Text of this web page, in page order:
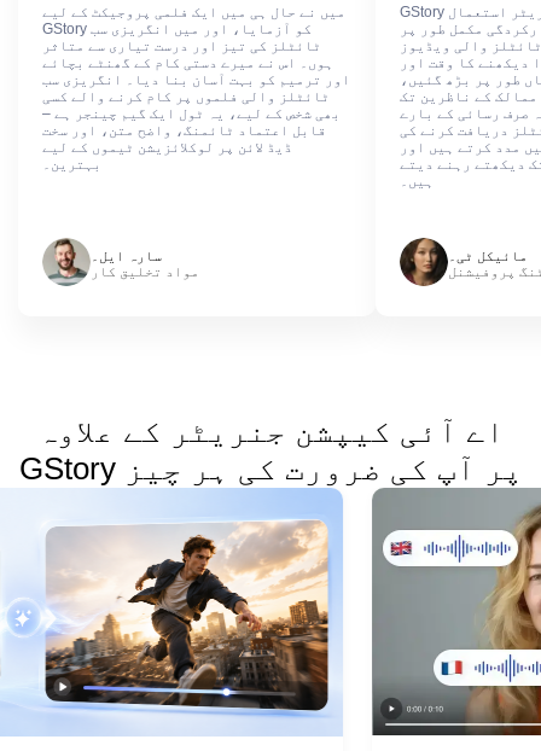
میں نے حال ہی میں ایک فلمی پروجیکٹ کے لیے
GStory کو آزمایا، اور میں انگریزی سب
ٹائٹلز کی تیز اور درست تیاری سے متاثر
ہوں۔ اس نے میرے دستی کام کے گھنٹے بچائے
اور ترمیم کو بہت آسان بنا دیا۔ انگریزی سب
ٹائٹلز والی فلموں پر کام کرنے والے کسی
بھی شخص کے لیے، یہ ٹول ایک گیم چینجر ہے –
قابل اعتماد ٹائمنگ، واضح متن، اور سخت
ڈیڈ لائن پر لوکلائزیشن ٹیموں کے لیے
بہترین۔
سارہ ایل۔
مواد تخلیق کار
GStory کا یوٹیوب کیپشن جنریٹر استعمال
مکمل طور پر
والی ویڈیوز
دیکھنے کا وقت اور
طور پر بڑھ گئیں،
کے ناظرین تک
صرف رسائی کے بارے
دریافت کرنے کی
مدد کرتے ہیں اور
دیکھتے رہنے دیتے
ہیں۔
مائیکل ٹی۔
پروفیشنل
اے آئی کیپشن جنریٹر کے علاوہ
GStory پر آپ کی ضرورت کی ہر چیز